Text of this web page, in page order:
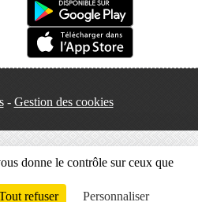
Gestion des cookies
Connexion
donne le contrôle sur ceux que
refuser Personnaliser